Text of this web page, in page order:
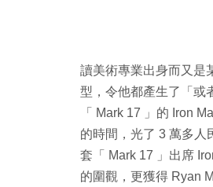
讀美術專業出身而又是
型，令他都產生了「或
「 Mark 17 」的 Iron
的時間，光了 3 萬多人
套「 Mark 17 」出席
的圍觀，更獲得 Ryan